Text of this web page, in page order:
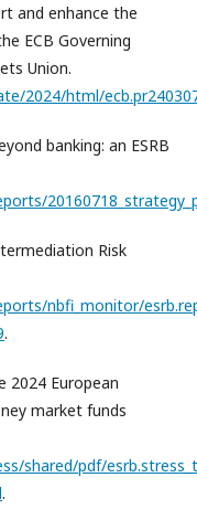
and enhance the
ECB Governing
Union.
2024/html/
banking: an ESRB
Risk
nbfi_monitor/
.
2024 European
market funds
shared/pdf/
.